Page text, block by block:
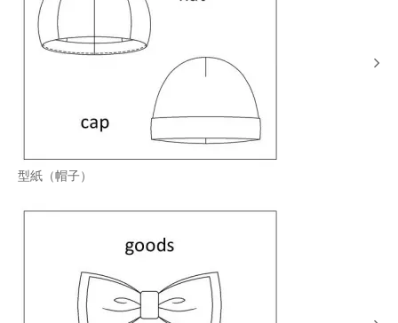
型紙（帽子）